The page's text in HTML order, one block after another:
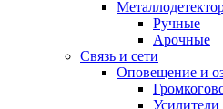
Ручные
Арочные
Связь и сети
Оповещение и
Усилители